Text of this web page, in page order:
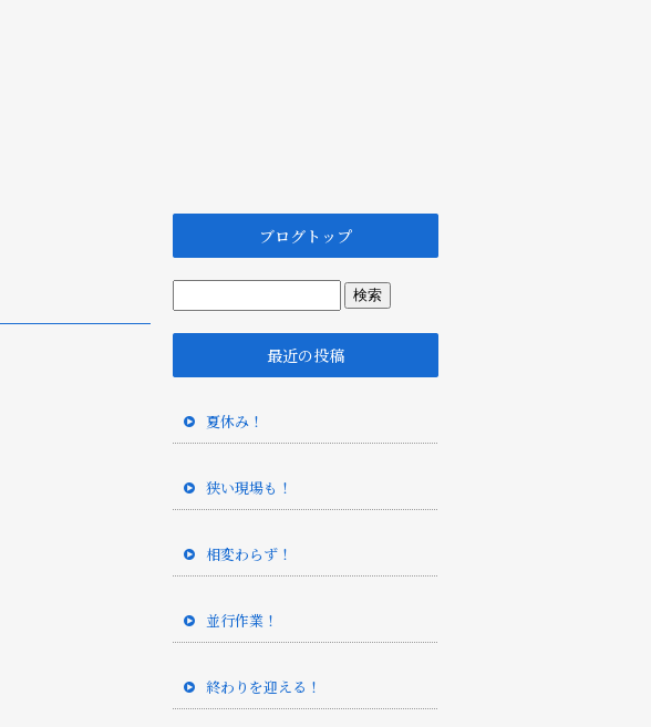
ブログトップ
最近の投稿
夏休み！
狭い現場も！
相変わらず！
並行作業！
終わりを迎える！